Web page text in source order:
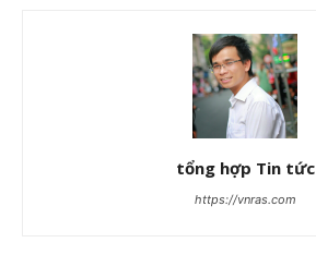
tổng hợp Tin tức
https://vnras.com